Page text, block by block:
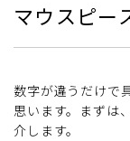
マウスピー
数字が違うだけで
思います。まずは
介します。